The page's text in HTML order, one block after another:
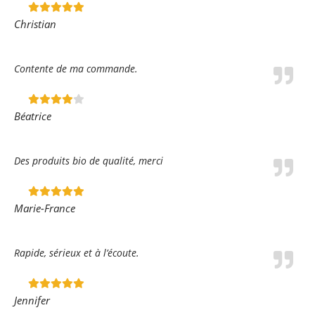
Christian
Contente de ma commande.
Béatrice
Des produits bio de qualité, merci
Marie-France
Rapide, sérieux et à l’écoute.
Jennifer